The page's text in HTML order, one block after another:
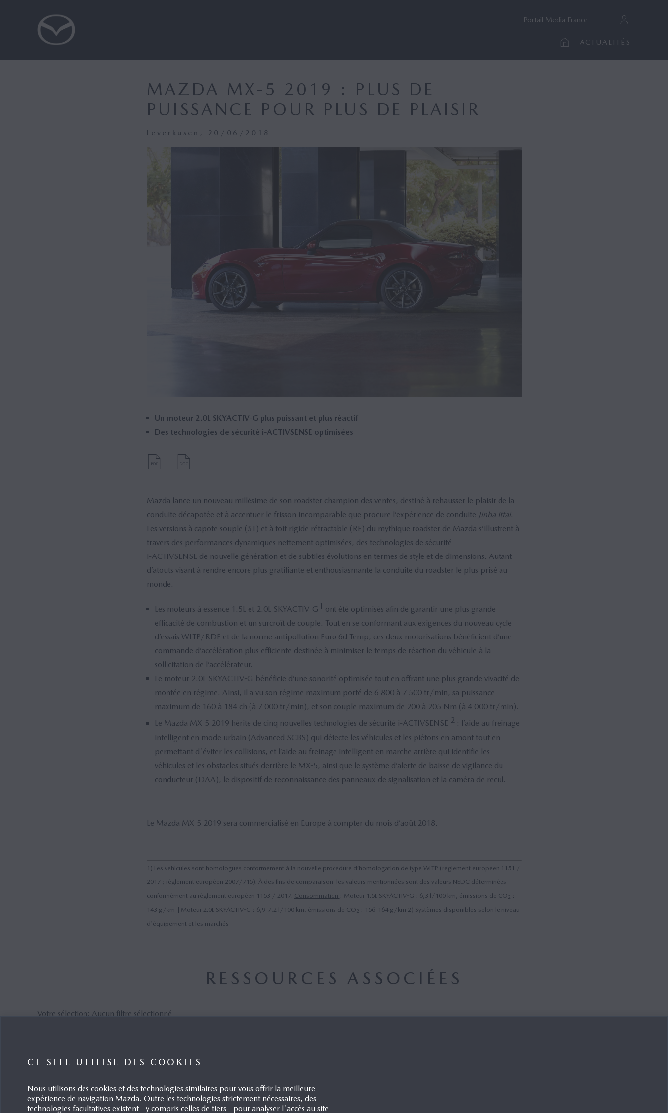
Portail Media France
ACTUALITÉS
MAZDA MX-5 2019 : PLUS DE
PUISSANCE POUR PLUS DE PLAISIR
Leverkusen, 20/06/2018
Un moteur 2.0L SKYACTIV-G plus puissant et plus réactif
Des technologies de sécurité i-ACTIVSENSE optimisées
Mazda lance un nouveau millésime de son roadster champion des ventes, destiné à rehausser le plaisir de la
conduite décapotée et à accentuer le frisson incomparable que procure l’expérience de conduite Jinba Ittai.
Les versions à capote souple (ST) et à toit rigide rétractable (RF) du mythique roadster de Mazda s’illustrent à
travers des performances dynamiques nettement optimisées, des technologies de sécurité
i-ACTIVSENSE de nouvelle génération et de subtiles évolutions en termes de style et de dimensions. Autant
d’atouts visant à rendre encore plus gratifiante et enthousiasmante la conduite du roadster le plus prisé au
monde.
Les moteurs à essence 1.5L et 2.0L SKYACTIV-G 1 ont été optimisés afin de garantir une plus grande
efficacité de combustion et un surcroît de couple. Tout en se conformant aux exigences du nouveau cycle
d’essais WLTP/RDE et de la norme antipollution Euro 6d Temp, ces deux motorisations bénéficient d’une
commande d’accélération plus efficiente destinée à minimiser le temps de réaction du véhicule à la
sollicitation de l’accélérateur.
Le moteur 2.0L SKYACTIV-G bénéficie d’une sonorité optimisée tout en offrant une plus grande vivacité de
montée en régime. Ainsi, il a vu son régime maximum porté de 6 800 à 7 500 tr/min, sa puissance
maximum de 160 à 184 ch (à 7 000 tr/min), et son couple maximum de 200 à 205 Nm (à 4 000 tr/min).
Le Mazda MX-5 2019 hérite de cinq nouvelles technologies de sécurité i-ACTIVSENSE 2 : l’aide au freinage
intelligent en mode urbain (Advanced SCBS) qui détecte les véhicules et les piétons en amont tout en
permettant d'éviter les collisions, et l’aide au freinage intelligent en marche arrière qui identifie les
véhicules et les obstacles situés derrière le MX-5, ainsi que le système d’alerte de baisse de vigilance du
conducteur (DAA), le dispositif de reconnaissance des panneaux de signalisation et la caméra de recul.
Le Mazda MX-5 2019 sera commercialisé en Europe à compter du mois d’août 2018.
1) Les véhicules sont homologués conformément à la nouvelle procédure d’homologation de type WLTP (règlement européen 1151 /
2017 ; règlement européen 2007/715). À des fins de comparaison, les valeurs mentionnées sont des valeurs NEDC déterminées
conformément au règlement européen 1153 / 2017. Consommation : Moteur 1.5L SKYACTIV-G : 6,3 l/100 km, émissions de CO 2 :
143 g/km | Moteur 2.0L SKYACTIV-G : 6,9-7,2 l/100 km, émissions de CO 2 : 156-164 g/km 2) Systèmes disponibles selon le niveau
d'équipement et les marchés
RESSOURCES ASSOCIÉES
Votre sélection: Aucun filtre sélectionné
Mazda MX-5 (2)
4. Génération - Mazda MX-5 2019 (2)
ETENDRE
CE SITE UTILISE DES COOKIES
Nous utilisons des cookies et des technologies similaires pour vous offrir la meilleure
expérience de navigation Mazda. Outre les technologies strictement nécessaires, des
technologies facultatives existent - y compris celles de tiers - pour analyser l'accès au site